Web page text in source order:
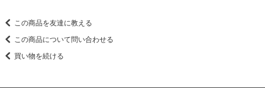
この商品を友達に教える
この商品について問い合わせる
買い物を続ける